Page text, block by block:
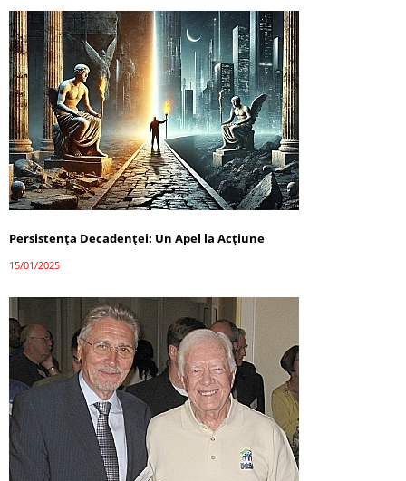
Persistența Decadenței: Un Apel la Acțiune
15/01/2025